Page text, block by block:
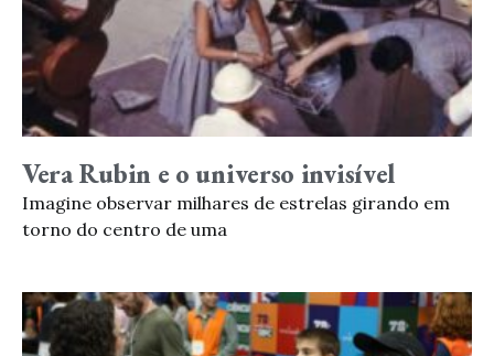
Vera Rubin e o universo invisível
Imagine observar milhares de estrelas girando em
torno do centro de uma